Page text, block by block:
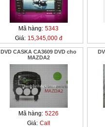
Mã hàng: 5343
Giá: 15,345,000 đ
DVD CASKA CA3609 DVD cho
MAZDA2
Mã hàng: 5226
Giá: Call